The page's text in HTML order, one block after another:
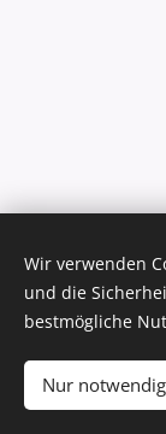
Studer Travel
Wir verwenden
und die
bestmögliche
Nur